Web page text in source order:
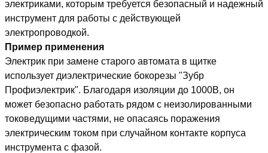
электриками, которым требуется безопасный и надежный
инструмент для работы с действующей
электропроводкой.
Пример применения
Электрик при замене старого автомата в щитке
использует диэлектрические бокорезы "Зубр
Профиэлектрик". Благодаря изоляции до 1000В, он
может безопасно работать рядом с неизолированными
токоведущими частями, не опасаясь поражения
электрическим током при случайном контакте корпуса
инструмента с фазой.